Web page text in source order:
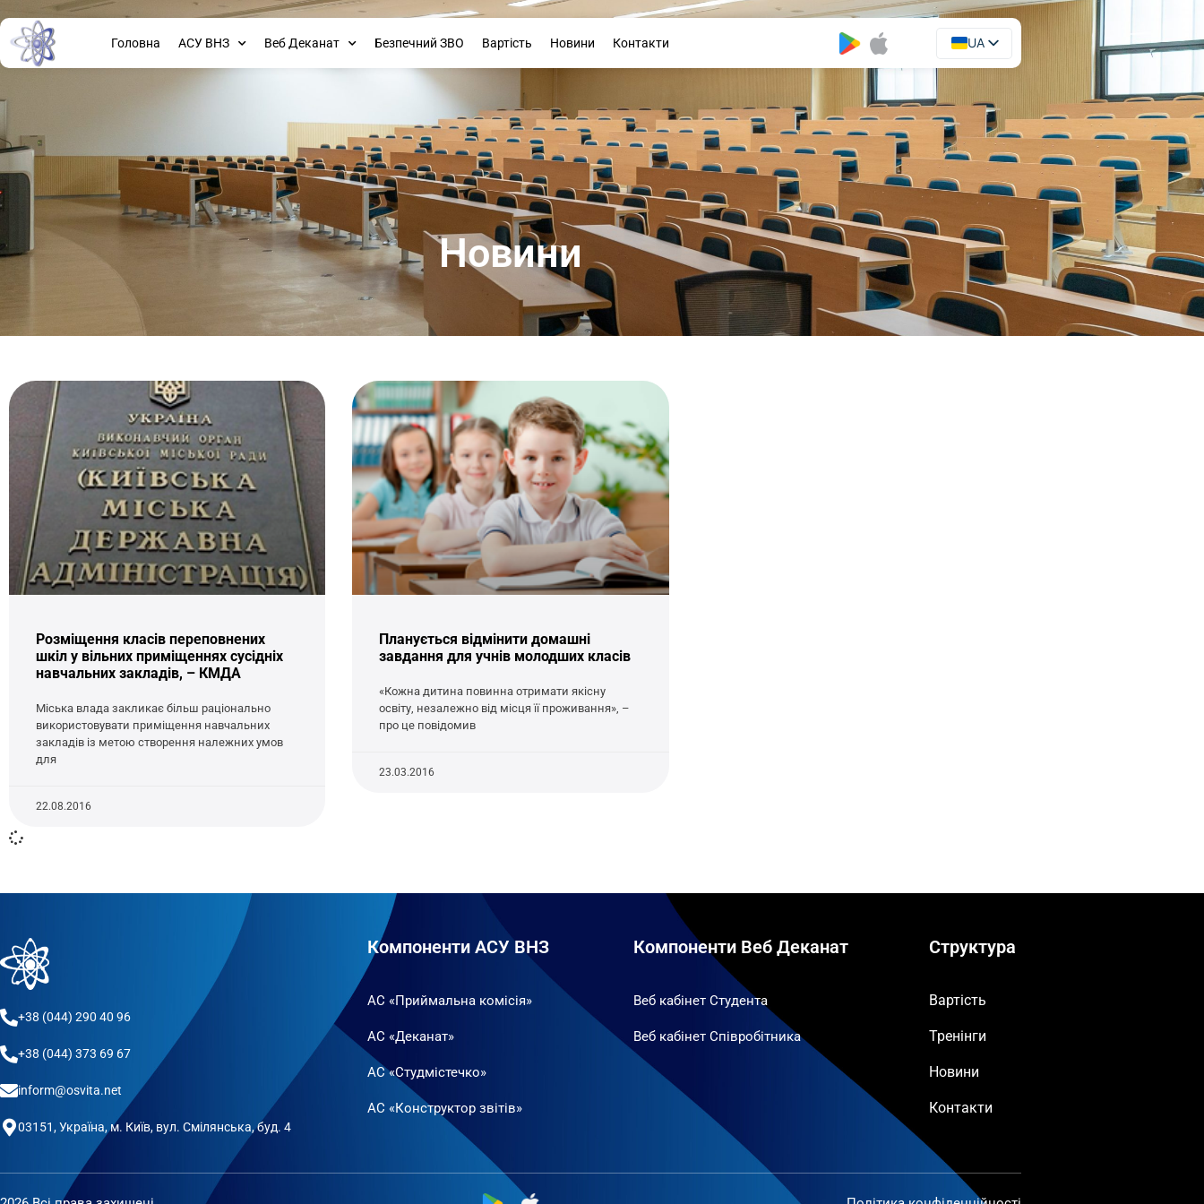
Головна АСУ ВНЗ Веб Деканат Безпечний ЗВО Вартість Новини Контакти
UA
EN
Новини
Розміщення класів переповнених
шкіл у вільних приміщеннях сусідніх
навчальних закладів, – КМДА
Міська влада закликає більш раціонально
використовувати приміщення навчальних
закладів із метою створення належних умов
для
22.08.2016
Планується відмінити домашні
завдання для учнів молодших класів
«Кожна дитина повинна отримати якісну
освіту, незалежно від місця її проживання», –
про це повідомив
23.03.2016
+38 (044) 290 40 96
+38 (044) 373 69 67
inform@osvita.net
03151, Україна, м. Київ, вул. Смілянська, буд. 4
Компоненти АСУ ВНЗ
АС «Приймальна комісія»
АС «Деканат»
АС «Студмістечко»
АС «Конструктор звітів»
Компоненти Веб Деканат
Веб кабінет Студента
Веб кабінет Співробітника
Структура
Вартість
Тренінги
Новини
Контакти